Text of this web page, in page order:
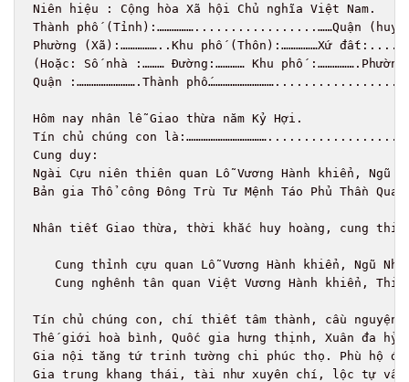
Niên hiệu : Cộng hòa Xã hội Chủ nghĩa Việt Nam.
Thành phố
Phường (Xã):……………..Khu phố
(Hoặc: Số nhà :……… Đường:………… Khu phố
Quận :…………………….Thành
Hôm nay nhân lễ Giao thừa năm Kỷ Hợi.
Tín chủ chúng con
Cung duy:
Ngài Cựu niên thiên quan Lỗ Vương Hành khiển,
Bản gia Thổ công Đông Trù Tư Mệnh Táo Phủ Thần
Nhân tiết Giao thừa, thời khắc huy hoàng, cung
Cung thỉnh cựu quan Lỗ Vương Hành khiển, Ngũ
Cung nghênh tân quan Việt Vương Hành khiển,
Tín chủ chúng con, chí thiết tâm thành, cầu nguyện
Thế giới hoà bình, Quốc gia hưng thịnh, Xuân đa hỷ
Gia nội tăng tứ trinh tường chi phúc thọ. Phù hộ
Gia trung khang thái, tài như xuyên chí, lộc tự